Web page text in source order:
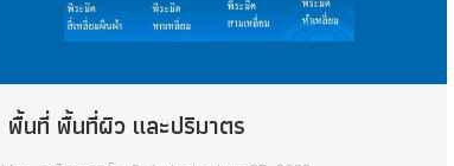
พื้นที่ พื้นที่ผิว และปริมาตร